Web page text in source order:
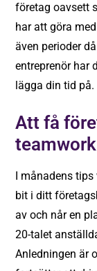
företag oavsett
har att göra
även perioder
entreprenör har
lägga din tid på.
Att få
teamwork
I månadens
bit i ditt
av och når en
20-talet
Anledningen är